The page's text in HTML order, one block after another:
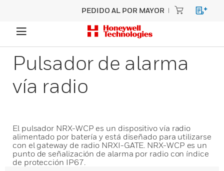
PEDIDO AL POR MAYOR
Pulsador de alarma
vía radio
El pulsador NRX-WCP es un dispositivo vía radio
alimentado por batería y está diseñado para utilizarse
con el gateway de radio NRXI-GATE. NRX-WCP es un
punto de señalización de alarma por radio con índice
de protección IP67.